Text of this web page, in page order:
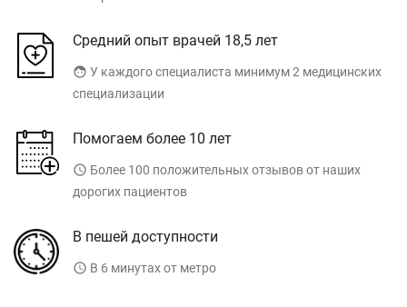
Средний опыт врачей 18,5 лет
face У каждого специалиста минимум 2 медицинских
специализации
Помогаем более 10 лет
access_time Более 100 положительных отзывов от наших
дорогих пациентов
В пешей доступности
access_time В 6 минутах от метро